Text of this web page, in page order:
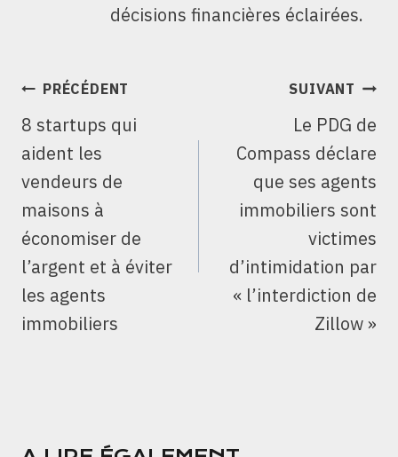
décisions financières éclairées.
NAVIGATION
L’ARTICLE
PRÉCÉDENT
8 startups qui
aident les
vendeurs de
maisons à
économiser de
l’argent et à éviter
les agents
immobiliers
SUIVANT
Le PDG de
Compass déclare
que ses agents
immobiliers sont
victimes
d’intimidation par
« l’interdiction de
Zillow »